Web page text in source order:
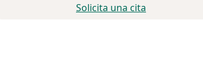
Solicita una cita